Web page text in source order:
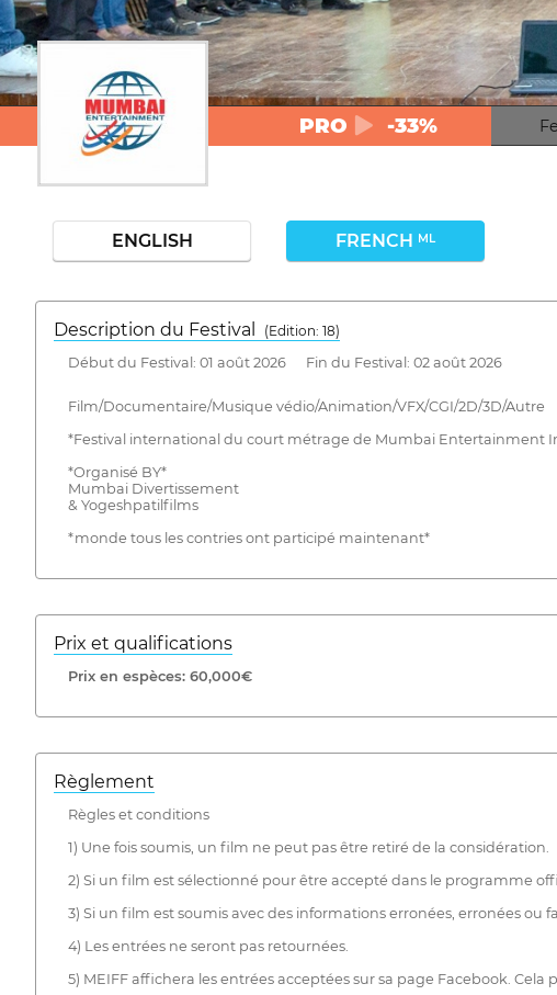
PRO -33%
ENGLISH FRENCH ML
Description du Festival
( Edition: 18)
Début du Festival: 01 août 2026 Fin du Festival: 02 août 2026
Film/Documentaire/Musique védio/Animation/VFX/CGI/2D/3D/Autre
*Festival international du court métrage de Mumbai Entertainment
*Organisé BY*
Mumbai Divertissement
& Yogeshpatilfilms
*monde tous les contries ont participé maintenant*
Prix ​​et qualifications
Prix ​​en espèces: 60,000€
Règlement
Règles et conditions
1) Une fois soumis, un film ne peut pas être retiré de la considération.
2) Si un film est sélectionné pour être accepté dans le programme
3) Si un film est soumis avec des informations erronées, erronées ou
4) Les entrées ne seront pas retournées.
5) MEIFF affichera les entrées acceptées sur sa page Facebook.